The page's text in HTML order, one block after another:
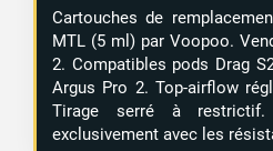
Cartouches de
MTL (5 ml) par Voopoo.
2. Compatibles pods Drag
Argus Pro 2. Top-airflow
Tirage serré à restrictif.
exclusivement avec les